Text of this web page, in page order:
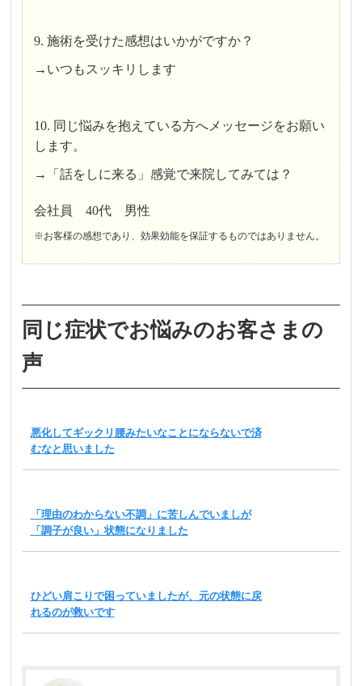
9. 施術を受けた感想はいかがですか？
→いつもスッキリします
10. 同じ悩みを抱えている方へメッセージをお願い
します。
→「話をしに来る」感覚で来院してみては？
会社員 40代 男性
※お客様の感想であり、効果効能を保証するものではありません。
同じ症状でお悩みのお客さまの
声
悪化してギックリ腰みたいなことにならないで済
むなと思いました
「理由のわからない不調」に苦しんでいましが
「調子が良い」状態になりました
ひどい肩こりで困っていましたが、元の状態に戻
れるのが救いです